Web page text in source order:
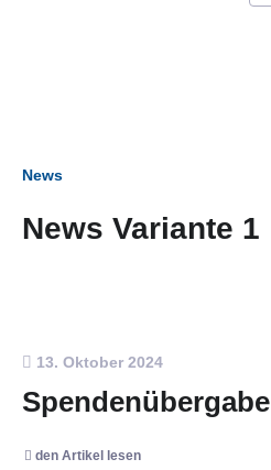
News
News Variante 1
13. Oktober 2024
Spendenübergabe
den Artikel lesen